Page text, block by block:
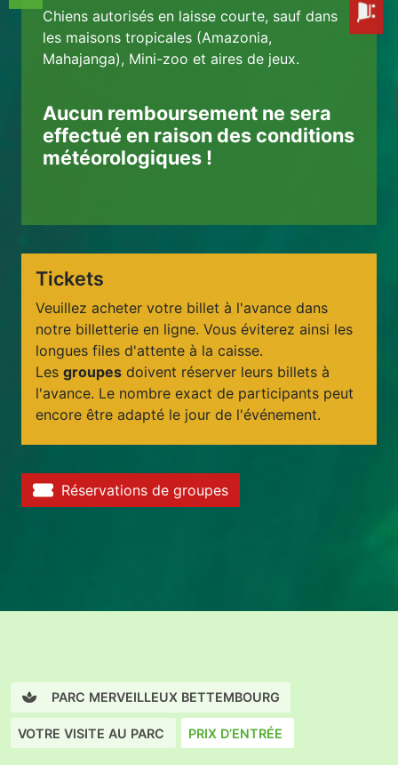
Chiens autorisés en laisse courte, sauf dans
les maisons tropicales (Amazonia,
Mahajanga), Mini-zoo et aires de jeux.
Aucun remboursement ne sera
effectué en raison des conditions
météorologiques !
Tickets
Veuillez acheter votre billet à l'avance dans
notre billetterie en ligne. Vous éviterez ainsi les
longues files d'attente à la caisse.
Les groupes doivent réserver leurs billets à
l'avance. Le nombre exact de participants peut
encore être adapté le jour de l'événement.
Réservations de groupes
PARC MERVEILLEUX BETTEMBOURG
VOTRE VISITE AU PARC PRIX D’ENTRÉE